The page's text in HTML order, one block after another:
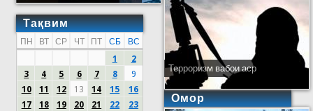
Тақвим
ПН ВТ СР ЧТ ПТ СБ
ВС
1
2
3
4 5 6 7 8
9
10
11 12 13 14 15
16
17
18 19 20 21 22
23
Терроризм вабои аср
Омор